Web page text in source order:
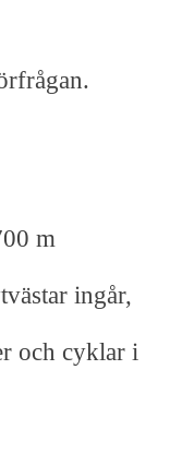
m
ingår,
och cyklar i